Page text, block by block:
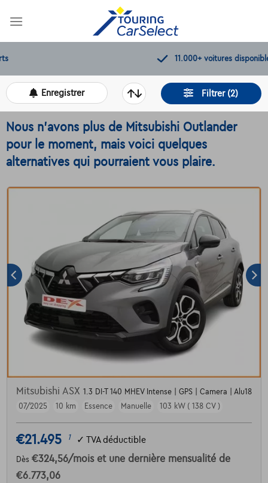
voitures disponibles
Filtrer (2)
Enregistrer
Nous n'avons plus de Mitsubishi Outlander
pour le moment, mais voici quelques
alternatives qui pourraient vous plaire.
Mitsubishi ASX 1.3 DI-T 140 MHEV Intense | GPS | Camera | Alu18
07/2025
10 km Essence Manuelle 103 kW ( 138 CV )
€21.495 1 ✓ TVA déductible
Dès €324,56/mois et une dernière mensualité de
€6.773,06